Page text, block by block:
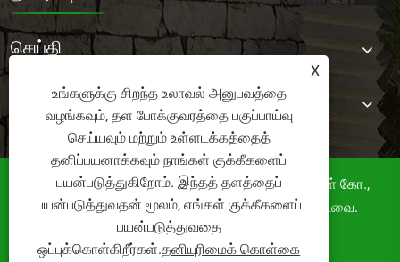
செய்தி
எங்களை தொடர்பு கொள்ள
பதிப்புரிமை © 2025 ஃபோஷான் நோர்லர் தளபாடங்கள் கோ.,
லிமிடெட். அனைத்து உரிமைகளும் பாதுகாக்கப்பட்டவை.
Sitemap RSS
XML
தனியுரிமைக் கொள்கை
X
உங்களுக்கு சிறந்த உலாவல் அனுபவத்தை
வழங்கவும், தள போக்குவரத்தை பகுப்பாய்வு
செய்யவும் மற்றும் உள்ளடக்கத்தைத்
தனிப்பயனாக்கவும் நாங்கள் குக்கீகளைப்
பயன்படுத்துகிறோம். இந்தத் தளத்தைப்
பயன்படுத்துவதன் மூலம், எங்கள் குக்கீகளைப்
பயன்படுத்துவதை
ஒப்புக்கொள்கிறீர்கள்.தனியுரிமைக் கொள்கை